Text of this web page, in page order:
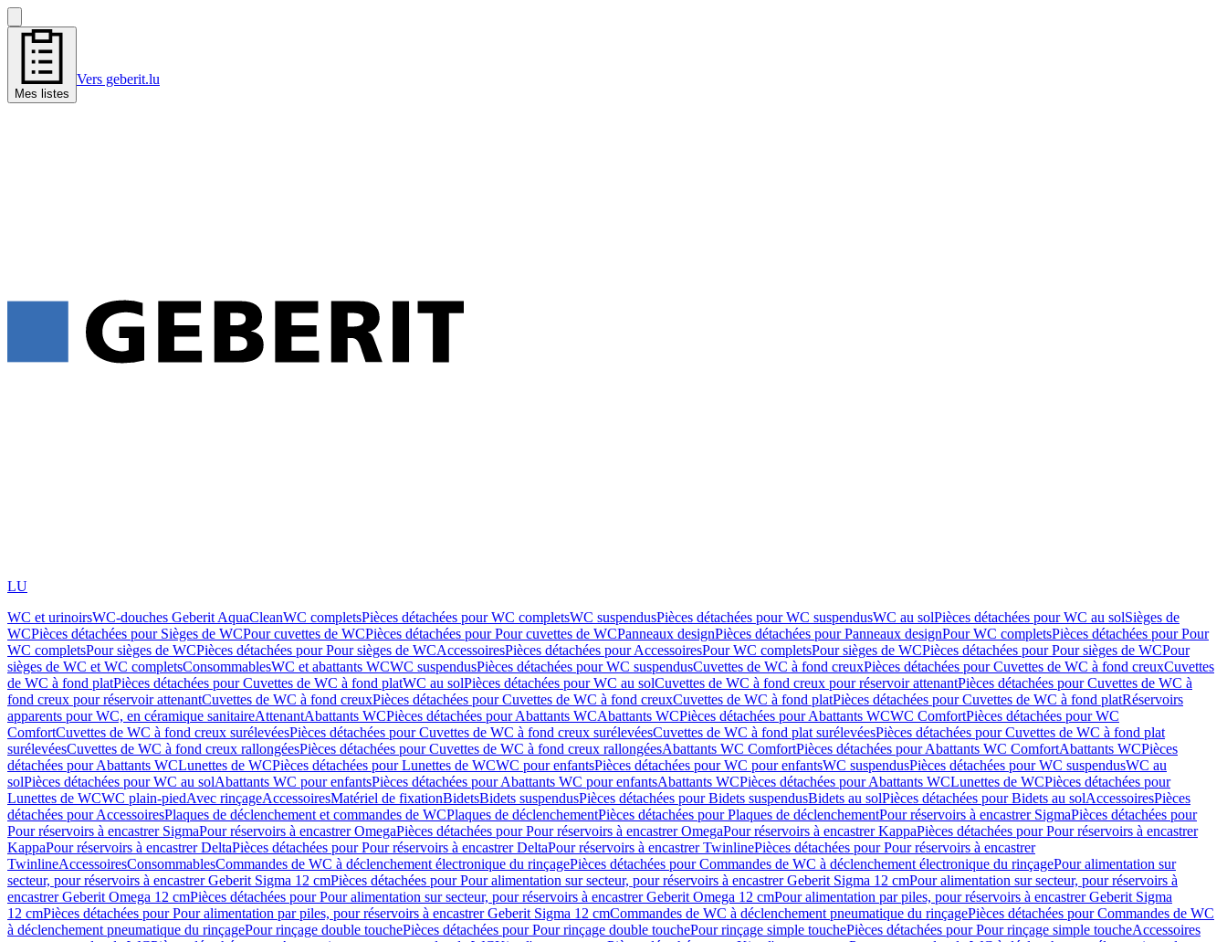
Mes listes
Vers geberit.lu
LU
WC et urinoirsWC-douches Geberit AquaCleanWC completsPièces détachées pour WC completsWC suspendusPièces détachées pour WC suspendusWC au solPièces détachées pour WC au solSièges de
WCPièces détachées pour Sièges de WCPour cuvettes de WCPièces détachées pour Pour cuvettes de WCPanneaux designPièces détachées pour Panneaux designPour WC completsPièces détachées pour Pour
WC completsPour sièges de WCPièces détachées pour Pour sièges de WCAccessoiresPièces détachées pour AccessoiresPour WC completsPour sièges de WCPièces détachées pour Pour sièges de WCPour
sièges de WC et WC completsConsommablesWC et abattants WCWC suspendusPièces détachées pour WC suspendusCuvettes de WC à fond creuxPièces détachées pour Cuvettes de WC à fond creuxCuvettes
de WC à fond platPièces détachées pour Cuvettes de WC à fond platWC au solPièces détachées pour WC au solCuvettes de WC à fond creux pour réservoir attenantPièces détachées pour Cuvettes de WC à
fond creux pour réservoir attenantCuvettes de WC à fond creuxPièces détachées pour Cuvettes de WC à fond creuxCuvettes de WC à fond platPièces détachées pour Cuvettes de WC à fond platRéservoirs
apparents pour WC, en céramique sanitaireAttenantAbattants WCPièces détachées pour Abattants WCAbattants WCPièces détachées pour Abattants WCWC ComfortPièces détachées pour WC
ComfortCuvettes de WC à fond creux surélevéesPièces détachées pour Cuvettes de WC à fond creux surélevéesCuvettes de WC à fond plat surélevéesPièces détachées pour Cuvettes de WC à fond plat
surélevéesCuvettes de WC à fond creux rallongéesPièces détachées pour Cuvettes de WC à fond creux rallongéesAbattants WC ComfortPièces détachées pour Abattants WC ComfortAbattants WCPièces
détachées pour Abattants WCLunettes de WCPièces détachées pour Lunettes de WCWC pour enfantsPièces détachées pour WC pour enfantsWC suspendusPièces détachées pour WC suspendusWC au
solPièces détachées pour WC au solAbattants WC pour enfantsPièces détachées pour Abattants WC pour enfantsAbattants WCPièces détachées pour Abattants WCLunettes de WCPièces détachées pour
Lunettes de WCWC plain-piedAvec rinçageAccessoiresMatériel de fixationBidetsBidets suspendusPièces détachées pour Bidets suspendusBidets au solPièces détachées pour Bidets au solAccessoiresPièces
détachées pour AccessoiresPlaques de déclenchement et commandes de WCPlaques de déclenchementPièces détachées pour Plaques de déclenchementPour réservoirs à encastrer SigmaPièces détachées pour
Pour réservoirs à encastrer SigmaPour réservoirs à encastrer OmegaPièces détachées pour Pour réservoirs à encastrer OmegaPour réservoirs à encastrer KappaPièces détachées pour Pour réservoirs à encastrer
KappaPour réservoirs à encastrer DeltaPièces détachées pour Pour réservoirs à encastrer DeltaPour réservoirs à encastrer TwinlinePièces détachées pour Pour réservoirs à encastrer
TwinlineAccessoiresConsommablesCommandes de WC à déclenchement électronique du rinçagePièces détachées pour Commandes de WC à déclenchement électronique du rinçagePour alimentation sur
secteur, pour réservoirs à encastrer Geberit Sigma 12 cmPièces détachées pour Pour alimentation sur secteur, pour réservoirs à encastrer Geberit Sigma 12 cmPour alimentation sur secteur, pour réservoirs à
encastrer Geberit Omega 12 cmPièces détachées pour Pour alimentation sur secteur, pour réservoirs à encastrer Geberit Omega 12 cmPour alimentation par piles, pour réservoirs à encastrer Geberit Sigma
12 cmPièces détachées pour Pour alimentation par piles, pour réservoirs à encastrer Geberit Sigma 12 cmCommandes de WC à déclenchement pneumatique du rinçagePièces détachées pour Commandes de WC
à déclenchement pneumatique du rinçagePour rinçage double touchePièces détachées pour Pour rinçage double touchePour rinçage simple touchePièces détachées pour Pour rinçage simple toucheAccessoires